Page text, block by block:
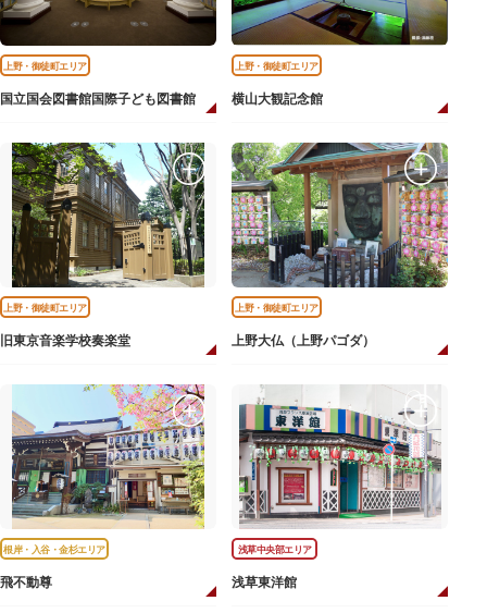
上野・御徒町エリア
国立国会図書館国際子ども図書館
上野・御徒町エリア
横山大観記念館
上野・御徒町エリア
旧東京音楽学校奏楽堂
上野・御徒町エリア
上野大仏（上野パゴダ）
根岸・入谷・金杉エリア
飛不動尊
浅草中央部エリア
浅草東洋館